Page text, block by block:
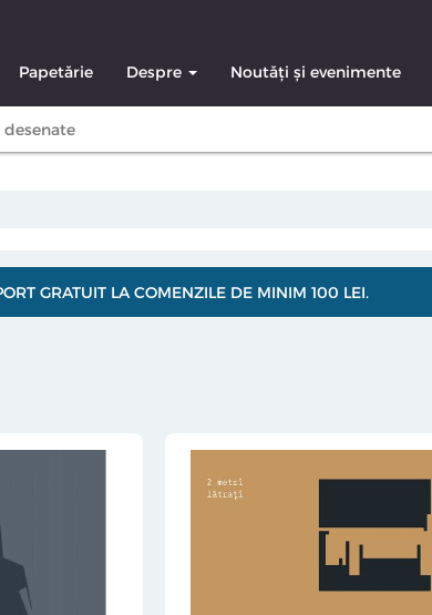
Papetărie Despre Noutăți și evenimente
desenate
GRATUIT LA COMENZILE DE MINIM 100 LEI.